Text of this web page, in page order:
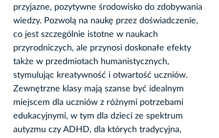
przyjazne, pozytywne środowisko do zdobywania
wiedzy. Pozwolą na naukę przez doświadczenie,
co jest szczególnie istotne w naukach
przyrodniczych, ale przynosi doskonałe efekty
także w przedmiotach humanistycznych,
stymulując kreatywność i otwartość uczniów.
Zewnętrzne klasy mają szanse być idealnym
miejscem dla uczniów z różnymi potrzebami
edukacyjnymi, w tym dla dzieci ze spektrum
autyzmu czy ADHD, dla których tradycyjna,